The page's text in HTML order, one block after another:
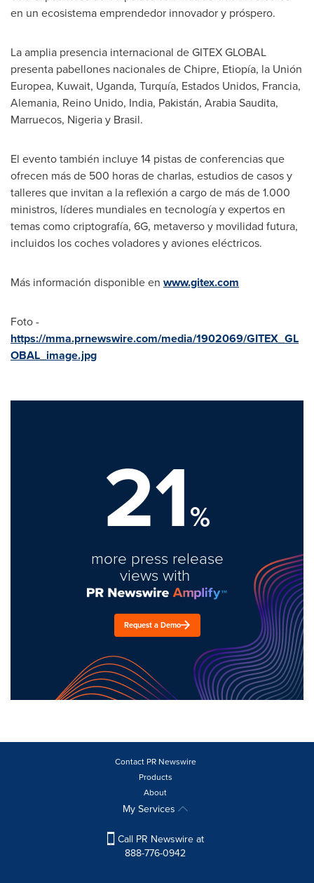
en un ecosistema emprendedor innovador y próspero.
La amplia presencia internacional de GITEX GLOBAL
presenta pabellones nacionales de Chipre, Etiopía, la Unión
Europea, Kuwait, Uganda, Turquía, Estados Unidos, Francia,
Alemania, Reino Unido, India, Pakistán, Arabia Saudita,
Marruecos, Nigeriay Brasil.
El evento también incluye 14 pistas de conferencias que
ofrecen más de 500 horas de charlas, estudios de casos y
talleres que invitan a la reflexión a cargo de más de 1.000
ministros, líderes mundiales en tecnología y expertos en
temas como criptografía, 6G, metaverso y movilidad futura,
incluidos los coches voladores y aviones eléctricos.
Más información disponible en www.gitex.com
Foto -
https://mma.prnewswire.com/media/1902069/GITEX_GL
OBAL_image.jpg
21%
more press release
views with
Request a Demo
Contact PR Newswire
Products
About
My Services
Call PR Newswire at
888-776-0942